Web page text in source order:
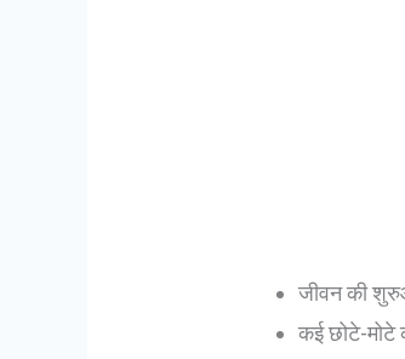
जीवन की
कई छोटे-मोटे